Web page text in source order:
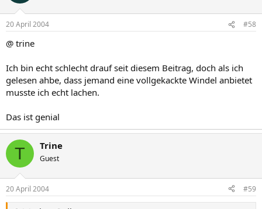
20 April 2004 #58
@ trine
Ich bin echt schlecht drauf seit diesem Beitrag, doch als ich
gelesen ahbe, dass jemand eine vollgekackte Windel anbietet
musste ich echt lachen.
Das ist genial
T Trine
Guest
20 April 2004 #59